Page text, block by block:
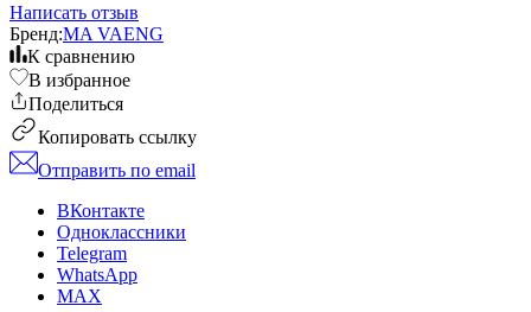
Написать отзыв
Бренд:MA VAENG
К сравнению
В избранное
Поделиться
Копировать ссылку
Отправить по email
ВКонтакте
Одноклассники
Telegram
WhatsApp
MAX